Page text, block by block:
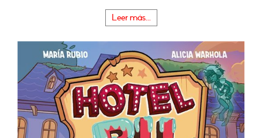
Leer más...